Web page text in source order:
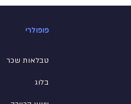
פופולרי
טבלאות שכר
בלוג